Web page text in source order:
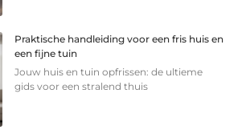
Praktische handleiding voor een fris huis en
een fijne tuin
Jouw huis en tuin opfrissen: de ultieme
gids voor een stralend thuis